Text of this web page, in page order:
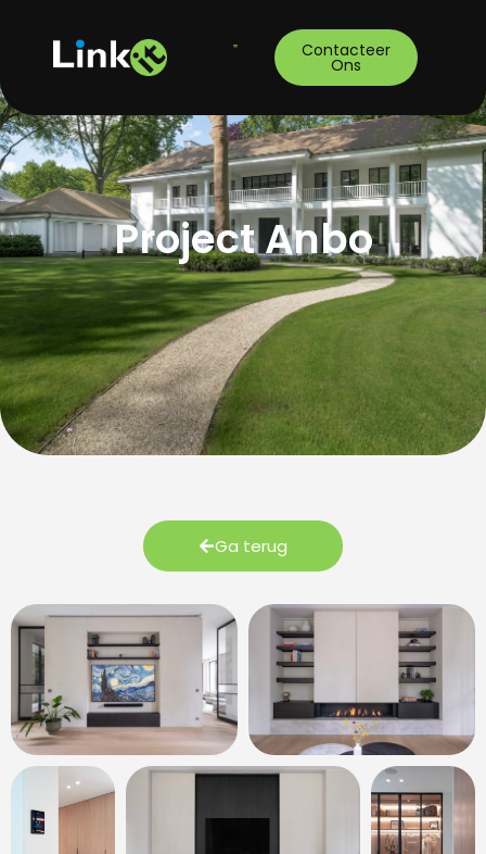
Contacteer
Ons
Project Anbo
Ga terug